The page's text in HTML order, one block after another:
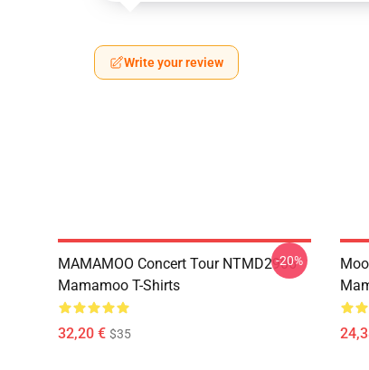
Write your review
MAMAMOO Concert Tour NTMD2906
Mamamoo T-Shirts
32,20 € $35
-20%